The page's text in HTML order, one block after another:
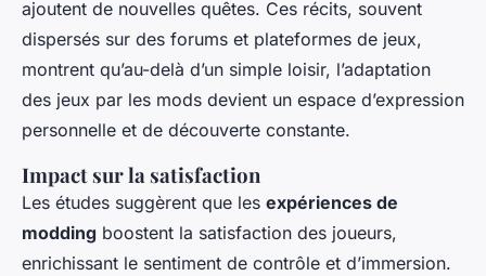
ajoutent de nouvelles quêtes. Ces récits, souvent
dispersés sur des forums et plateformes de jeux,
montrent qu’au-delà d’un simple loisir, l’adaptation
des jeux par les mods devient un espace d’expression
personnelle et de découverte constante.
Impact sur la satisfaction
Les études suggèrent que les expériences de
modding boostent la satisfaction des joueurs,
enrichissant le sentiment de contrôle et d’immersion.